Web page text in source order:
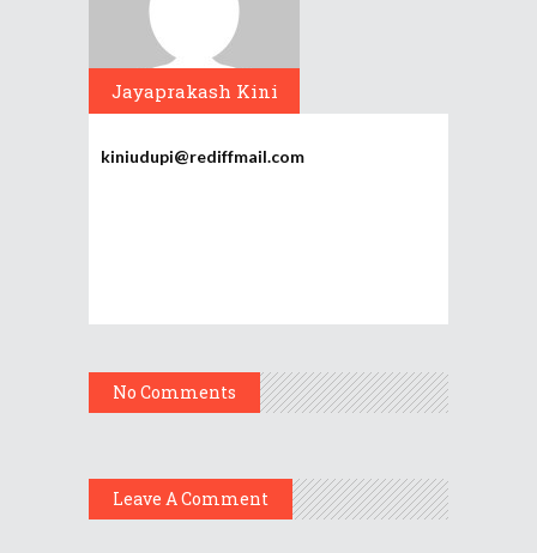
Jayaprakash Kini
kiniudupi@rediffmail.com
No Comments
Leave A Comment